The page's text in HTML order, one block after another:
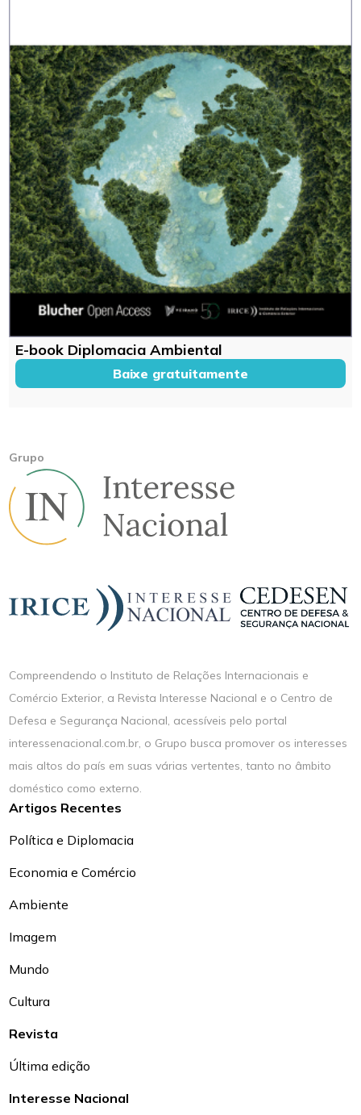
E-book Diplomacia Ambiental
Baixe gratuitamente
Grupo
Compreendendo o Instituto de Relações Internacionais e
Comércio Exterior, a Revista Interesse Nacional e o Centro de
Defesa e Segurança Nacional, acessíveis pelo portal
interessenacional.com.br, o Grupo busca promover os interesses
mais altos do país em suas várias vertentes, tanto no âmbito
doméstico como externo.
Artigos Recentes
Política e Diplomacia
Economia e Comércio
Ambiente
Imagem
Mundo
Cultura
Revista
Última edição
Interesse Nacional